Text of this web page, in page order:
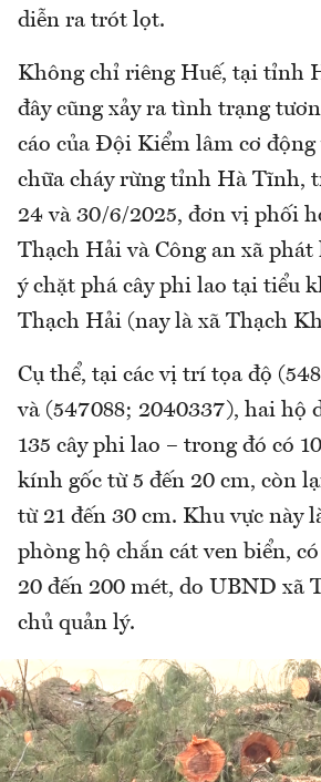
diễn ra trót lọt.
Không chỉ riêng Huế, tại tỉnh
đây cũng xảy ra tình trạng
cáo của Đội Kiểm lâm cơ động
chữa cháy rừng tỉnh Hà Tĩnh,
24 và 30/6/2025, đơn vị phối
Thạch Hải và Công an xã
ý chặt phá cây phi lao tại tiểu
Thạch Hải (nay là xã Thạch
Cụ thể, tại các vị trí tọa độ
và (547088; 2040337), hai hộ
135 cây phi lao – trong đó có
kính gốc từ 5 đến 20 cm, còn
từ 21 đến 30 cm. Khu vực này
phòng hộ chắn cát ven biển,
20 đến 200 mét, do UBND xã
chủ quản lý.